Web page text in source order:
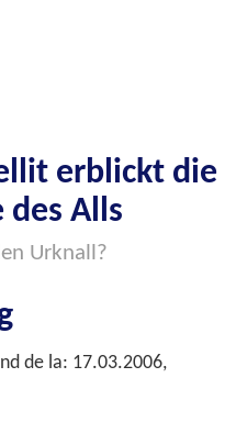
erblickt die
Alls
Urknall?
de la: 17.03.2006,